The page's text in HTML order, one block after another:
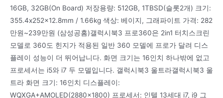
16GB, 32GB(On Board) 저장용량: 512GB, 1TBSD(슬롯2개) 크기:
355.4x252x12.8mm / 1.66kg 색상: 베이지, 그래파이트 가격: 282
만원~239만원 (삼성공홈)갤럭시북3 프로360은 2in1 터치스크린
모델로 360도 힌지가 적용된 일반 360 모델에 프로가 달려 디스
플레이 성능이 더 뛰어납니다. 화면 크기는 16인치 하나밖에 없고
프로세서는 i5와 i7 두 모델입니다. 갤럭시북3 울트라갤럭시북3 울
트라 화면 크기: 16인치 디스플레이:
WQXGA+AMOLED(2880×1800) 프로세서: 인텔 13세대 i7, i9 그